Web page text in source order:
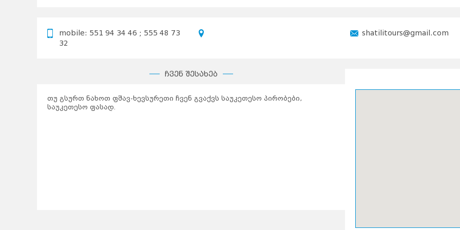
mobile: 551 94 34 46 ; 555 48 73
32
shatilitours@gmail.com
ჩვენ შესახებ
თუ გსურთ ნახოთ ფშავ-ხევსურეთი ჩვენ გვაქვს საუკეთესო პირობები,
საუკეთესო ფასად.